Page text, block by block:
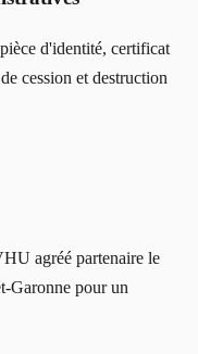
d'identité, certificat
cession et destruction
agréé partenaire le
Garonne pour un